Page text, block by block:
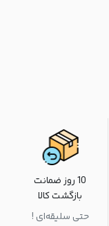
10 روز ضمانت
بازگشت کالا
حتی سلیقه‌ای !